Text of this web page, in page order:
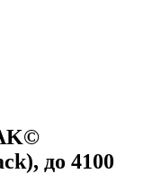
до 4100